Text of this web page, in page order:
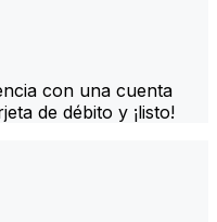
con una cuenta
de débito y ¡listo!